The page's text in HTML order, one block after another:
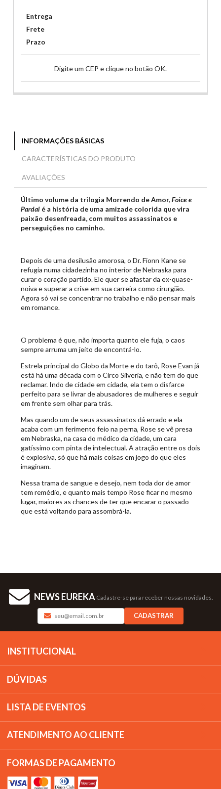
Entrega
Frete
Prazo
Digite um CEP e clique no botão OK.
INFORMAÇÕES BÁSICAS
CARACTERÍSTICAS DO PRODUTO
AVALIAÇÕES
Último volume da trilogia Morrendo de Amor,Foice e
Pardal é a história de uma amizade colorida que vira
paixão desenfreada, com muitos assassinatos e
perseguições no caminho.
Depois de uma desilusão amorosa, o Dr. Fionn Kane se
refugia numa cidadezinha no interior de Nebraska para
curar o coração partido. Ele quer se afastar da ex-quase-
noiva e superar a crise em sua carreira como cirurgião.
Agora só vai se concentrar no trabalho e não pensar mais
em romance.
O problema é que, não importa quanto ele fuja, o caos
sempre arruma um jeito de encontrá-lo.
Estrela principal do Globo da Morte e do tarô, Rose Evan já
está há uma década com o Circo Silveria, e não tem do que
reclamar. Indo de cidade em cidade, ela tem o disfarce
perfeito para se livrar de abusadores de mulheres e seguir
em frente sem olhar para trás.
Mas quando um de seus assassinatos dá errado e ela
acaba com um ferimento feio na perna, Rose se vê presa
em Nebraska, na casa do médico da cidade, um cara
gatíssimo com pinta de intelectual. A atração entre os dois
é explosiva, só que há mais coisas em jogo do que eles
imaginam.
Nessa trama de sangue e desejo, nem toda dor de amor
tem remédio, e quanto mais tempo Rose ficar no mesmo
lugar, maiores as chances de ter que encarar o passado
que está voltando para assombrá-la.
NEWS EUREKA Cadastre-se para receber nossas novidades.
CADASTRAR
INSTITUCIONAL
DÚVIDAS
LISTA DE EVENTOS
ATENDIMENTO AO CLIENTE
FORMAS DE PAGAMENTO